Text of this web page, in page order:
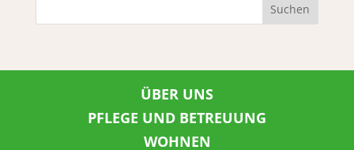
Suchen
ÜBER UNS
PFLEGE UND BETREUUNG
WOHNEN